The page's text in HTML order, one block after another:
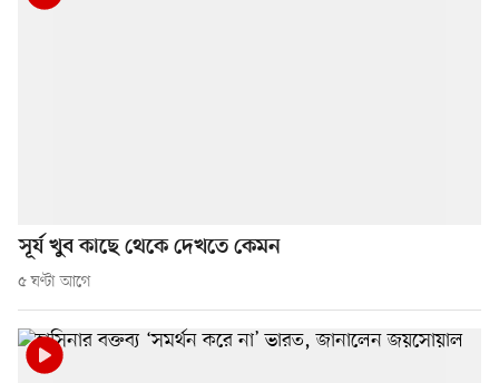
সূর্য খুব কাছে থেকে দেখতে কেমন
৫ ঘণ্টা আগে